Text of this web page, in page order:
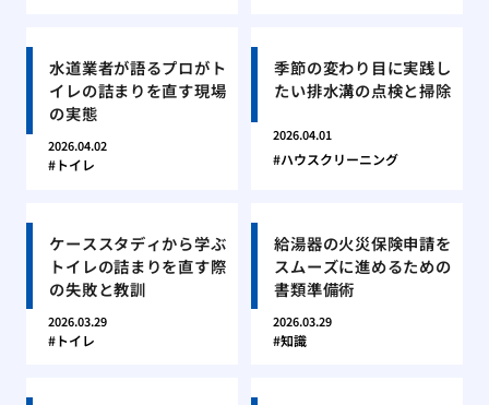
水道業者が語るプロがト
イレの詰まりを直す現場
の実態
2026.04.02
トイレ
季節の変わり目に実践し
たい排水溝の点検と掃除
2026.04.01
ハウスクリーニング
ケーススタディから学ぶ
トイレの詰まりを直す際
の失敗と教訓
2026.03.29
トイレ
給湯器の火災保険申請を
スムーズに進めるための
書類準備術
2026.03.29
知識